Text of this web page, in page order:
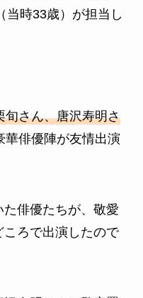
当時33歳）が担当し
旬さん、唐沢寿明さ
華俳優陣が友情出演
俳優たちが、敬愛
ろで出演したので